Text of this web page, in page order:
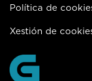
Política de
Xestión de